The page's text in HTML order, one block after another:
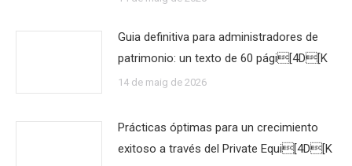
Guia definitiva para administradores de
patrimonio: un texto de 60 pági[4D[K
14 de maig de 2026
Prácticas óptimas para un crecimiento
exitoso a través del Private Equi[4D[K